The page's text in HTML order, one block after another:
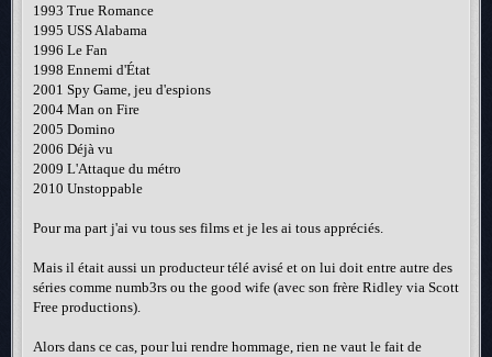
1993 True Romance
1995 USS Alabama
1996 Le Fan
1998 Ennemi d'État
2001 Spy Game, jeu d'espions
2004 Man on Fire
2005 Domino
2006 Déjà vu
2009 L'Attaque du métro
2010 Unstoppable
Pour ma part j'ai vu tous ses films et je les ai tous appréciés.
Mais il était aussi un producteur télé avisé et on lui doit entre autre des
séries comme numb3rs ou the good wife (avec son frère Ridley via Scott
Free productions).
Alors dans ce cas, pour lui rendre hommage, rien ne vaut le fait de